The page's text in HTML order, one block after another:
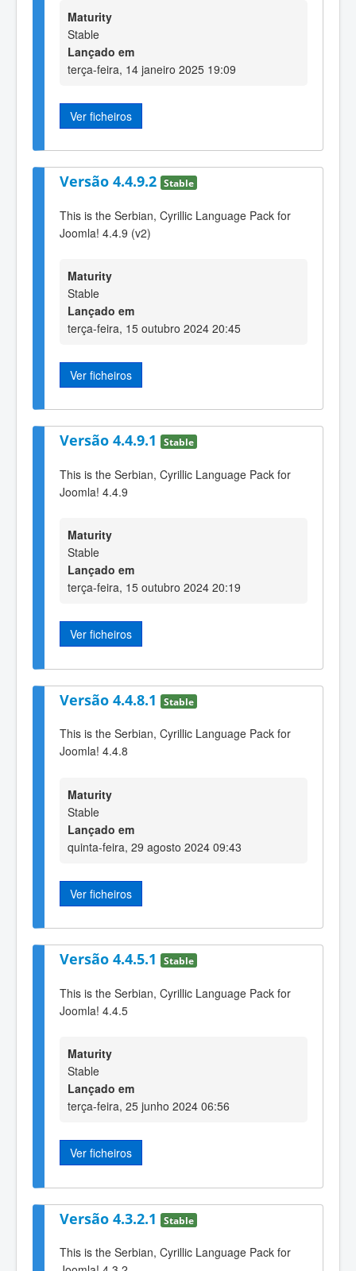
Maturity
Stable
Lançado em
terça-feira, 14 janeiro 2025 19:09
Ver ficheiros
Versão 4.4.9.2 Stable
This is the Serbian, Cyrillic Language Pack for
Joomla! 4.4.9 (v2)
Maturity
Stable
Lançado em
terça-feira, 15 outubro 2024 20:45
Ver ficheiros
Versão 4.4.9.1 Stable
This is the Serbian, Cyrillic Language Pack for
Joomla! 4.4.9
Maturity
Stable
Lançado em
terça-feira, 15 outubro 2024 20:19
Ver ficheiros
Versão 4.4.8.1 Stable
This is the Serbian, Cyrillic Language Pack for
Joomla! 4.4.8
Maturity
Stable
Lançado em
quinta-feira, 29 agosto 2024 09:43
Ver ficheiros
Versão 4.4.5.1 Stable
This is the Serbian, Cyrillic Language Pack for
Joomla! 4.4.5
Maturity
Stable
Lançado em
terça-feira, 25 junho 2024 06:56
Ver ficheiros
Versão 4.3.2.1 Stable
This is the Serbian, Cyrillic Language Pack for